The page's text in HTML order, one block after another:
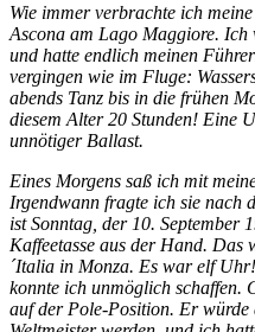
Wie immer verbrachte ich
Ascona am Lago Maggiore.
und hatte endlich meinen
vergingen wie im Fluge:
abends Tanz bis in die frühen
diesem Alter 20 Stunden! Eine
unnötiger Ballast.
Eines Morgens saß ich mit
Irgendwann fragte ich sie nach
ist Sonntag, der 10. September
Kaffeetasse aus der Hand.
´Italia in Monza. Es war elf
konnte ich unmöglich schaffen.
auf der Pole-Position. Er würde